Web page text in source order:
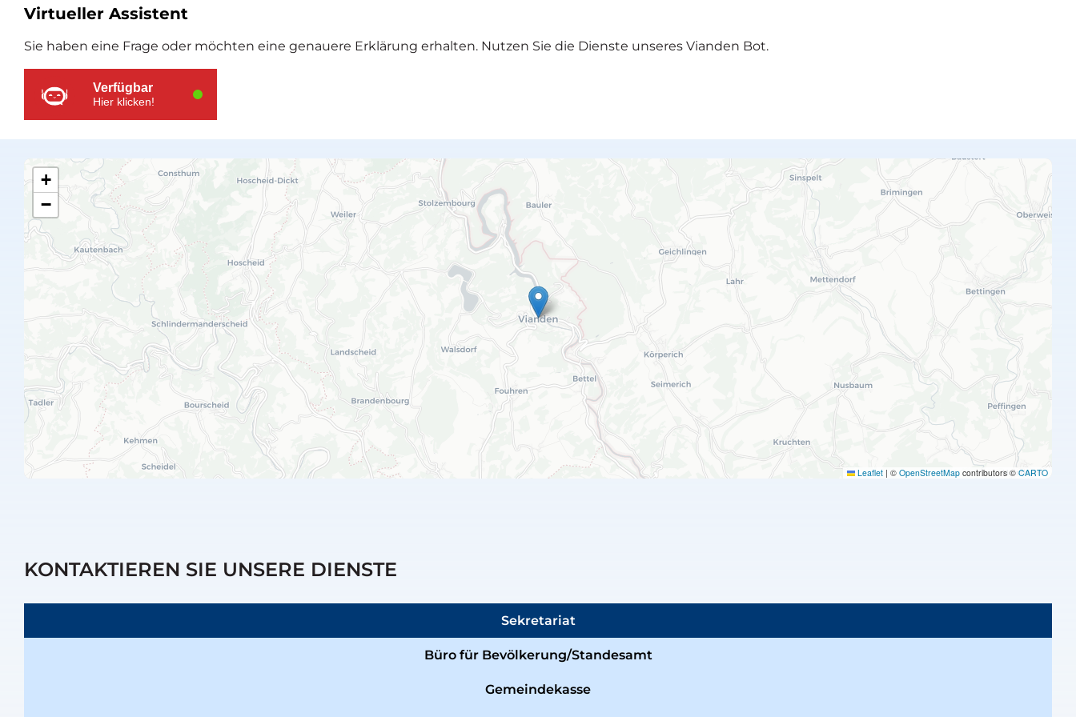
Zusätzliche
Ressourcen
Virtueller Assistent
Sie haben eine Frage oder möchten eine genauere Erklärung erhalten. Nutzen Sie die Dienste unseres Vianden Bot.
Verfügbar
Hier klicken!
+
−
Leaflet | © OpenStreetMap contributors © CARTO
KONTAKTIEREN SIE UNSERE DIENSTE
Sekretariat
Büro für Bevölkerung/Standesamt
Gemeindekasse